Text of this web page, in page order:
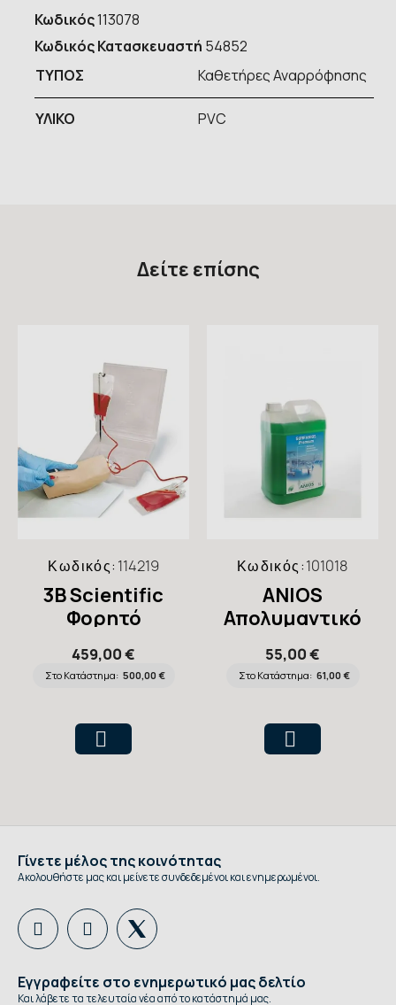
Κωδικός113078
Κωδικός Κατασκευαστή 54852
ΤΥΠOΣ
Καθετήρες Αναρρόφησης
ΥΛΙΚΟ PVC
Δείτε επίσης
Κωδικός: 114219
3B Scientific
Φορητό
Πρόπλασμα IV
Arm Trainer
459,00 €
Στο Κατάστημα: 500,00 €
Κωδικός:101018
ANIOS
Απολυμαντικό
Επιφανειών
Συμπυκνωμένο
Surfanios
55,00 €
Στο Κατάστημα: 61,00 €
Γίνετε μέλος της κοινότητας
Ακολουθήστε μας και μείνετε συνδεδεμένοι και ενημερωμένοι.
Εγγραφείτε στο ενημερωτικό μας δελτίο
Και λάβετε τα τελευταία νέα από το κατάστημά μας.